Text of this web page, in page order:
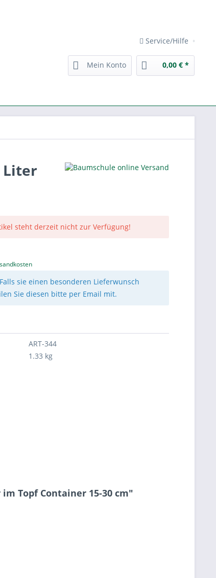
Service/Hilfe
Mein Konto 0,00 € *
Liter
steht derzeit nicht zur Verfügung!
sie einen besonderen Lieferwunsch
Sie diesen bitte per Email mit.
ART-344
1.33 kg
Topf Container 15-30 cm"